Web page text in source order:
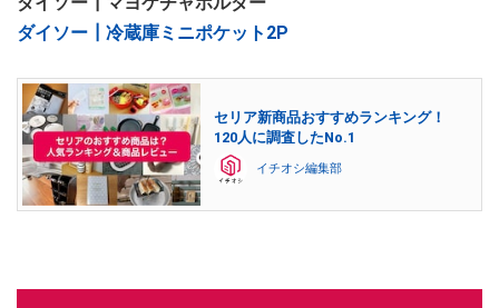
ダイソー┃冷蔵庫ミニポケット2P
セリア新商品おすすめランキング！
120人に調査したNo.1
イチオシ編集部